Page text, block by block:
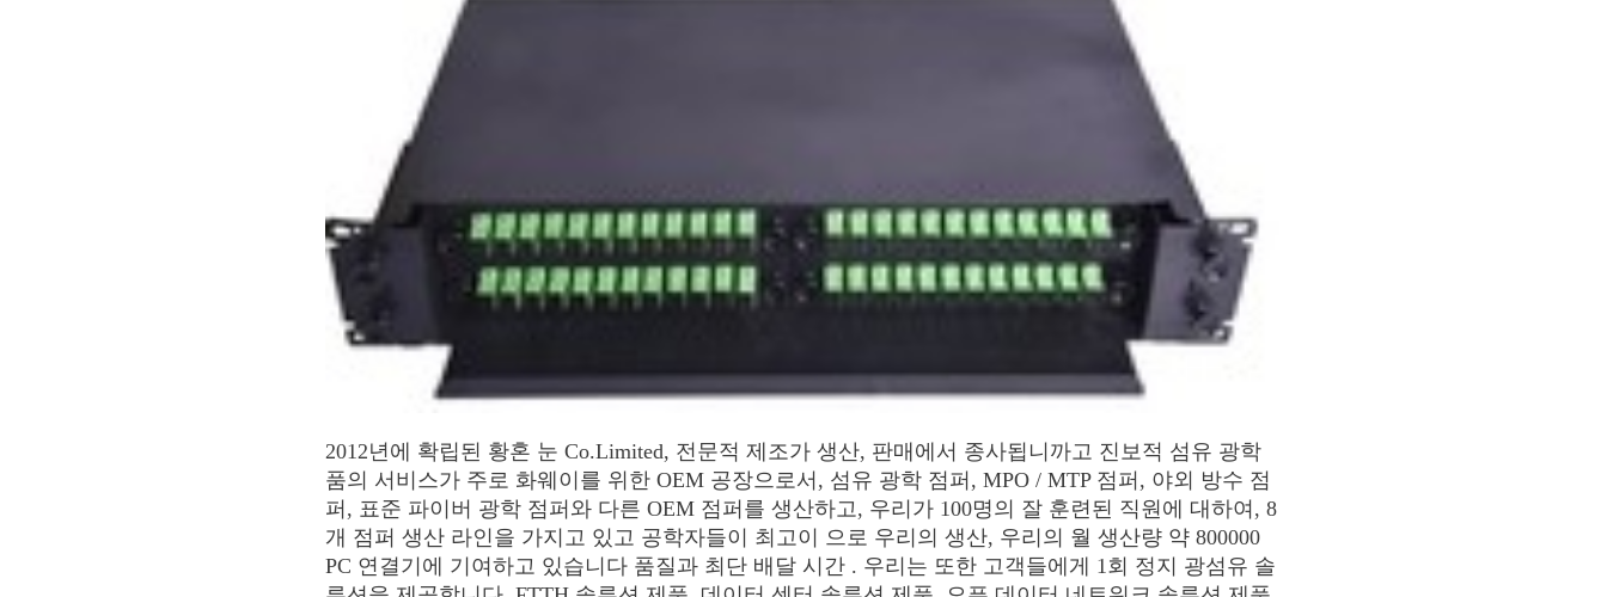
2012년에 확립된 황혼 눈 Co.Limited, 전문적 제조가 생산, 판매에서 종사됩니까고 진보적 섬유 광학
품의 서비스가 주로 화웨이를 위한 OEM 공장으로서, 섬유 광학 점퍼, MPO / MTP 점퍼, 야외 방수 점
퍼, 표준 파이버 광학 점퍼와 다른 OEM 점퍼를 생산하고, 우리가 100명의 잘 훈련된 직원에 대하여, 8
개 점퍼 생산 라인을 가지고 있고 공학자들이 최고이 으로 우리의 생산, 우리의 월 생산량 약 800000
PC 연결기에 기여하고 있습니다 품질과 최단 배달 시간 . 우리는 또한 고객들에게 1회 정지 광섬유 솔